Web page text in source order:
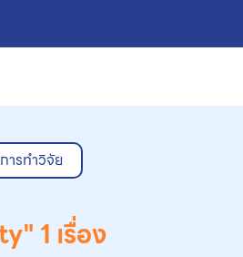
ารทำวิจัย
1 เรื่อง